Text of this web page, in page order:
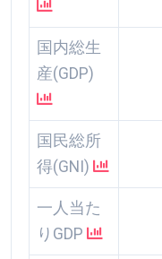
国内総生
産(GDP)
国民総所
得(GNI)
一人当た
りGDP